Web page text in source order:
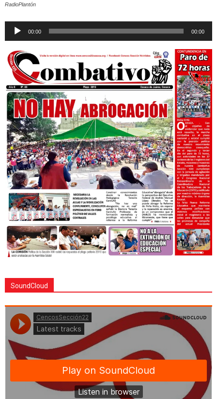
RadioPlantón
Reproductor
00:00 00:00
SoundCloud